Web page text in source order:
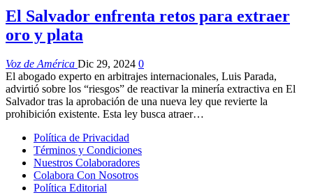
El Salvador enfrenta retos para extraer
oro y plata
Voz de América Dic 29, 2024 0
El abogado experto en arbitrajes internacionales, Luis Parada,
advirtió sobre los “riesgos” de reactivar la minería extractiva en El
Salvador tras la aprobación de una nueva ley que revierte la
prohibición existente. Esta ley busca atraer…
Política de Privacidad
Términos y Condiciones
Nuestros Colaboradores
Colabora Con Nosotros
Política Editorial